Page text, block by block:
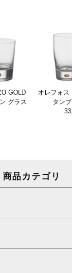
GOLD
グラス
オレフォス
タン
商品カテゴリ